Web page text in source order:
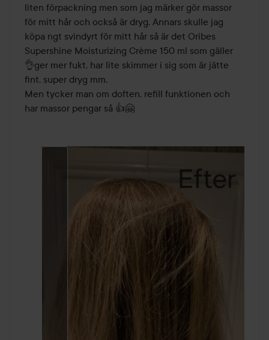
liten förpackning men som jag märker gör massor
för mitt hår och också är dryg. Annars skulle jag
köpa ngt svindyrt för mitt hår så är det Oribes
Supershine Moisturizing Crème 150 ml som gäller
👌ger mer fukt, har lite skimmer i sig som är jätte
fint, super dryg mm.
Men tycker man om doften, refill funktionen och
har massor pengar så 👍🤗